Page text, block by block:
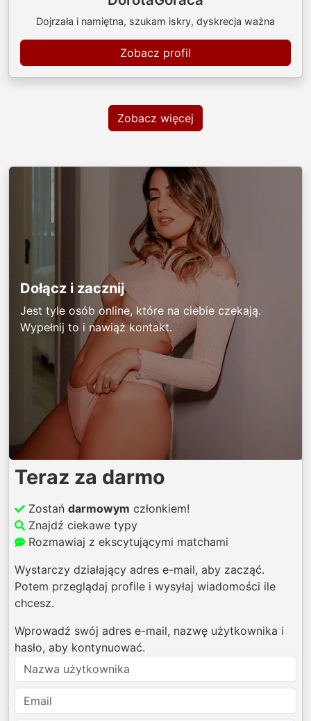
Dojrzała i namiętna, szukam iskry, dyskrecja ważna
Zobacz profil
Zobacz więcej
Dołącz i zacznij
Jest tyle osób online, które na ciebie czekają.
Wypełnij to i nawiąż kontakt.
Teraz za darmo
Zostań darmowym członkiem!
Znajdź ciekawe typy
Rozmawiaj z ekscytującymi matchami
Wystarczy działający adres e-mail, aby zacząć.
Potem przeglądaj profile i wysyłaj wiadomości ile
chcesz.
Wprowadź swój adres e-mail, nazwę użytkownika i
hasło, aby kontynuować.